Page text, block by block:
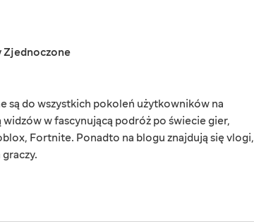
Zjednoczone
są do wszystkich pokoleń użytkowników na
widzów w fascynującą podróż po świecie gier,
Fortnite. Ponadto na blogu znajdują się vlogi,